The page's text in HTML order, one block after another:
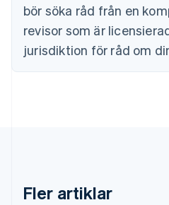
bör söka råd från en
revisor som är
jurisdiktion för råd om
Fler artiklar
Finland
Frankrike
FrançaisEnglish
English